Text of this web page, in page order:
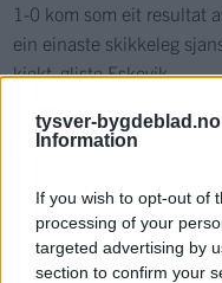
tysver-
Information
If you wish to opt-out of
processing of your
targeted advertising by
section to confirm your
1-0 kom som eit resultat
ein einaste skikkeleg
kjekt, gliste Eskevik.
Han var sjølvsagt
Bøe på midtbanen, samt
Med fyrverkeri og bølgen
kan invitere til 4.
Skjold…